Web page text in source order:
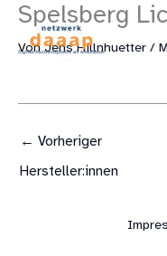
Zum
springen
Spelsberg
VonJens Hillnhuetter /
← Vorheriger
Hersteller:innen